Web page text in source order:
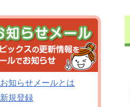
お知らせメールとは
新規登録